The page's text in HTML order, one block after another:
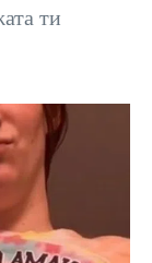
ти